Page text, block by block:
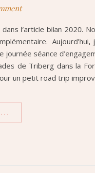
l’article bilan 2020.
séance
de Triberg dans la
un petit road trip